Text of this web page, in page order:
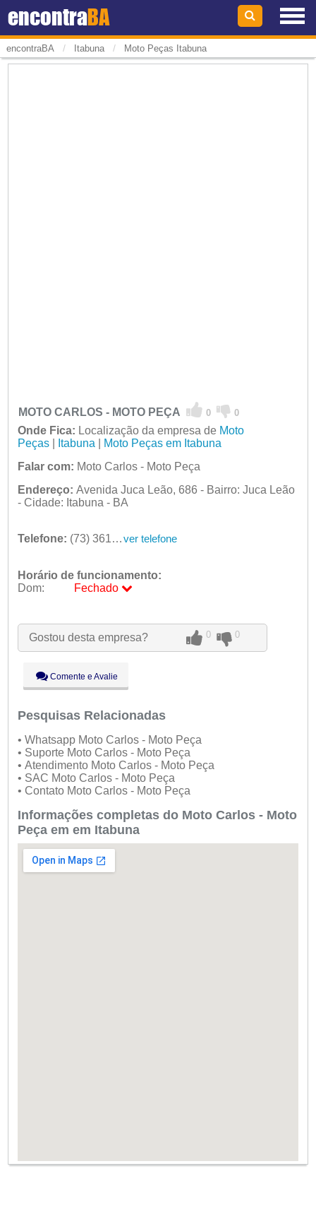
encontraBA
encontraBA / Itabuna / Moto Peças Itabuna
MOTO CARLOS - MOTO PEÇA 0 0
Onde Fica: Localização da empresa de Moto
Peças| Itabuna
Moto Peças em Itabuna
Falar com: Moto Carlos - Moto Peça
Endereço: Avenida Juca Leão, 686 - Bairro: Juca Leão
- Cidade: Itabuna - BA
Telefone: (73) 3613-3013 ver telefone
Horário de funcionamento:
Dom:
Fechado
Qua:
09:00 - 18:00
Qui:
09:00 - 18:00
Sáb:
Dom:
Fechado
Gostou desta empresa? 0 0
Comente e Avalie
Pesquisas Relacionadas
• Whatsapp Moto Carlos - Moto Peça
• Suporte Moto Carlos - Moto Peça
• Atendimento Moto Carlos - Moto Peça
• SAC Moto Carlos - Moto Peça
• Contato Moto Carlos - Moto Peça
Informações completas do Moto Carlos - Moto
Peça em em Itabuna